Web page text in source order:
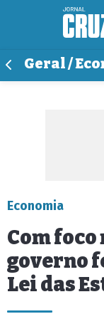
Geral /
Economia
Com
governo
Lei das